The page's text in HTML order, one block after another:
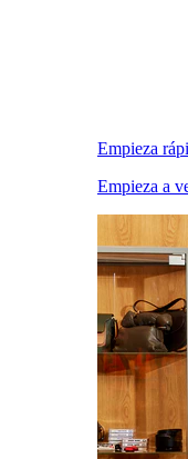
Empieza
Empieza a